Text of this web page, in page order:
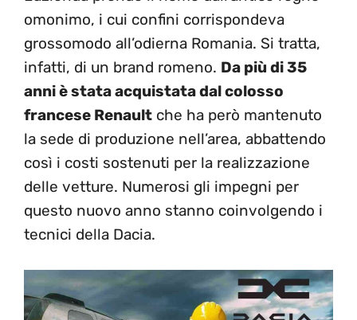
omonimo, i cui confini corrispondeva
grossomodo all’odierna Romania. Si tratta,
infatti, di un brand romeno. Da più di 35
anni è stata acquistata dal colosso
francese Renault che ha però mantenuto
la sede di produzione nell’area, abbattendo
così i costi sostenuti per la realizzazione
delle vetture. Numerosi gli impegni per
questo nuovo anno stanno coinvolgendo i
tecnici della Dacia.